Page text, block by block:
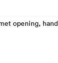
opening,